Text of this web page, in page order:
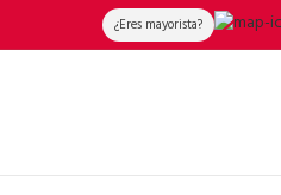
¿Eres mayorista?